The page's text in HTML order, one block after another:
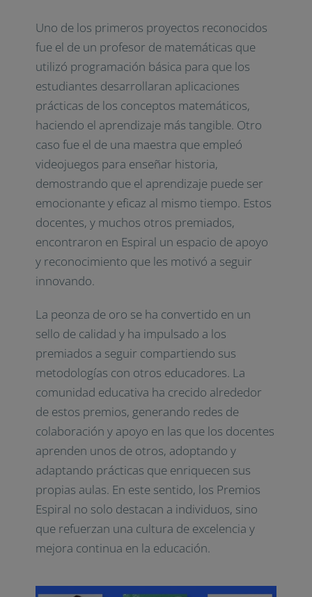
Uno de los primeros proyectos reconocidos
fue el de un profesor de matemáticas que
utilizó programación básica para que los
estudiantes desarrollaran aplicaciones
prácticas de los conceptos matemáticos,
haciendo el aprendizaje más tangible. Otro
caso fue el de una maestra que empleó
videojuegos para enseñar historia,
demostrando que el aprendizaje puede ser
emocionante y eficaz al mismo tiempo. Estos
docentes, y muchos otros premiados,
encontraron en Espiral un espacio de apoyo
y reconocimiento que les motivó a seguir
innovando.
La peonza de oro se ha convertido en un
sello de calidad y ha impulsado a los
premiados a seguir compartiendo sus
metodologías con otros educadores. La
comunidad educativa ha crecido alrededor
de estos premios, generando redes de
colaboración y apoyo en las que los docentes
aprenden unos de otros, adoptando y
adaptando prácticas que enriquecen sus
propias aulas. En este sentido, los Premios
Espiral no solo destacan a individuos, sino
que refuerzan una cultura de excelencia y
mejora continua en la educación.